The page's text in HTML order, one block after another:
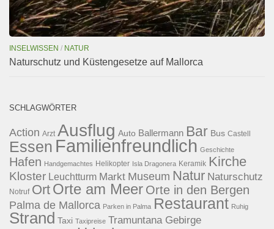
INSELWISSEN / NATUR
Naturschutz und Küstengesetze auf Mallorca
SCHLAGWÖRTER
Action Arzt Ausflug Auto Ballermann Bar Bus Castell
Essen Familienfreundlich Geschichte
Hafen Handgemachtes Helikopter Isla Dragonera Keramik Kirche
Kloster Leuchtturm Markt Museum Natur Naturschutz
Notruf Ort Orte am Meer Orte in den Bergen
Palma de Mallorca Parken in Palma Restaurant Ruhig
Strand Taxi Taxipreise Tramuntana Gebirge